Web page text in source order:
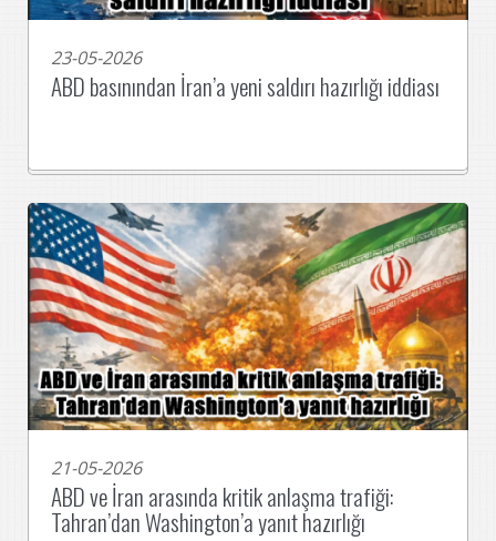
23-05-2026
ABD basınından İran’a yeni saldırı hazırlığı iddiası
21-05-2026
ABD ve İran arasında kritik anlaşma trafiği:
Tahran’dan Washington’a yanıt hazırlığı